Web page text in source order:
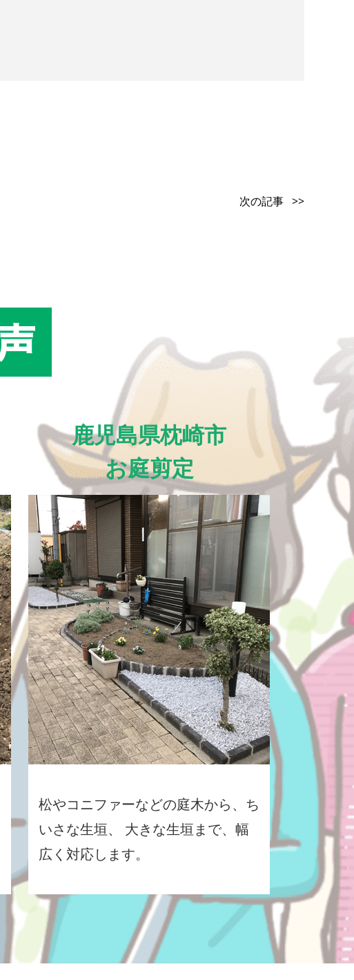
次の記事 >>
鹿児島県枕崎市
お庭剪定
松やコニファーなどの庭木から、ち
いさな生垣、 大きな生垣まで、幅
広く対応します。